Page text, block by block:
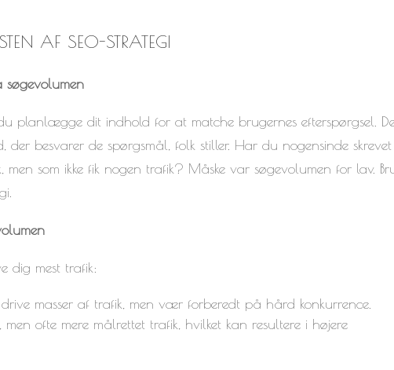
AF SEO-STRATEGI
planlægge dit indhold for at matche brugernes efterspørgsel.
besvarer de spørgsmål, folk stiller. Har du nogensinde
men som ikke fik nogen trafik? Måske var søgevolumen for lav.
dig mest trafik:
drive masser af trafik, men vær forberedt på hård konkurrence.
ofte mere målrettet trafik, hvilket kan resultere i højere